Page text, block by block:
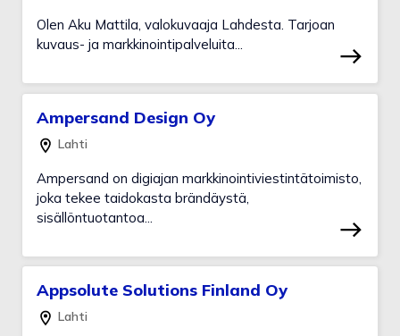
Olen Aku Mattila, valokuvaaja Lahdesta. Tarjoan
kuvaus- ja markkinointipalveluita...
Ampersand Design Oy
Lahti
Ampersand on digiajan markkinointiviestintätoimisto,
joka tekee taidokasta brändäystä,
sisällöntuotantoa...
Appsolute Solutions Finland Oy
Lahti